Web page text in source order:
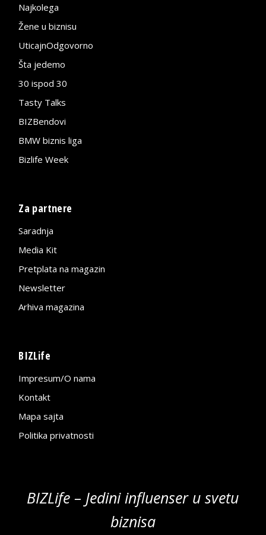
Najkolega
Žene u biznisu
UticajnOdgovorno
Šta jedemo
30 ispod 30
Tasty Talks
BIZBendovi
BMW biznis liga
Bizlife Week
Za partnere
Saradnja
Media Kit
Pretplata na magazin
Newsletter
Arhiva magazina
BIZLife
Impresum/O nama
Kontakt
Mapa sajta
Politika privatnosti
BIZLife – Jedini influenser u svetu
biznisa